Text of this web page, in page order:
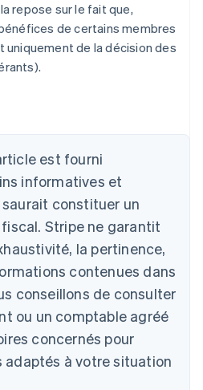
repose sur le fait que,
de certains membres
de la décision des
est fourni
informatives et
constituer un
Stripe ne garantit
la pertinence,
contenues dans
conseillons de consulter
ou un comptable agréé
concernés pour
adaptés à votre situation
English